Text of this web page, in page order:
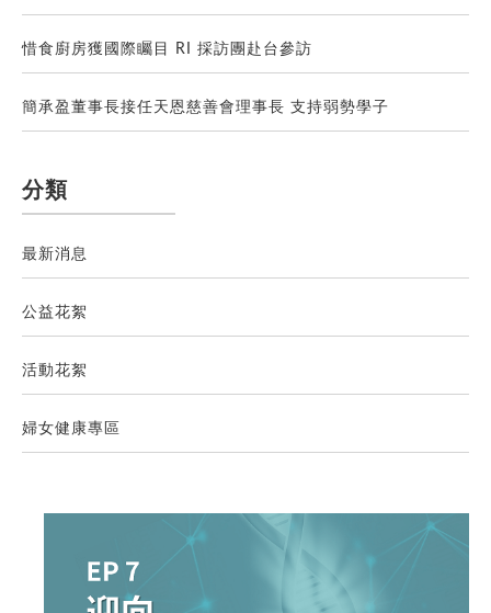
惜食廚房獲國際矚目 RI 採訪團赴台參訪
簡承盈董事長接任天恩慈善會理事長 支持弱勢學子
分類
最新消息
公益花絮
活動花絮
婦女健康專區